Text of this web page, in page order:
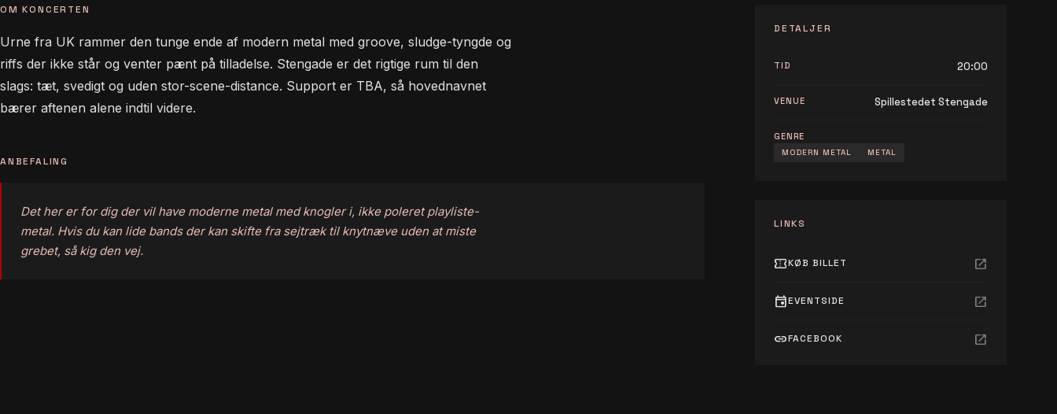
OM KONCERTEN
Urne fra UK rammer den tunge ende af modern metal med groove, sludge-tyngde og
riffs der ikke står og venter pænt på tilladelse. Stengade er det rigtige rum til den
slags: tæt, svedigt og uden stor-scene-distance. Support er TBA, så hovednavnet
bærer aftenen alene indtil videre.
ANBEFALING
Det her er for dig der vil have moderne metal med knogler i, ikke poleret playliste-
metal. Hvis du kan lide bands der kan skifte fra sejtræk til knytnæve uden at miste
grebet, så kig den vej.
DETALJER
TID 20:00
VENUE Spillestedet Stengade
GENRE
MODERN METAL METAL
LINKS
confirmation_numberKØB BILLET open_in_new
eventEVENTSIDE open_in_new
linkFACEBOOK open_in_new